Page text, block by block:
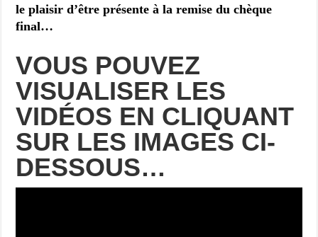
le plaisir d’être présente à la remise du chèque
final…
VOUS POUVEZ
VISUALISER LES
VIDÉOS EN CLIQUANT
SUR LES IMAGES CI-
DESSOUS…